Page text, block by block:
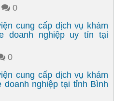
0
cung cấp dịch vụ khám
doanh nghiệp uy tín tại
0
cung cấp dịch vụ khám
doanh nghiệp tại tỉnh Bình